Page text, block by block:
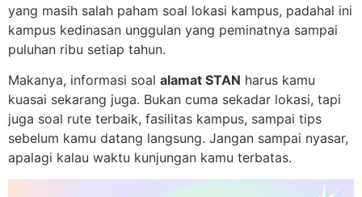
yang masih salah paham soal lokasi kampus, padahal ini
kampus kedinasan unggulan yang peminatnya sampai
puluhan ribu setiap tahun.
Makanya, informasi soal alamat STAN harus kamu
kuasai sekarang juga. Bukan cuma sekadar lokasi, tapi
juga soal rute terbaik, fasilitas kampus, sampai tips
sebelum kamu datang langsung. Jangan sampai nyasar,
apalagi kalau waktu kunjungan kamu terbatas.